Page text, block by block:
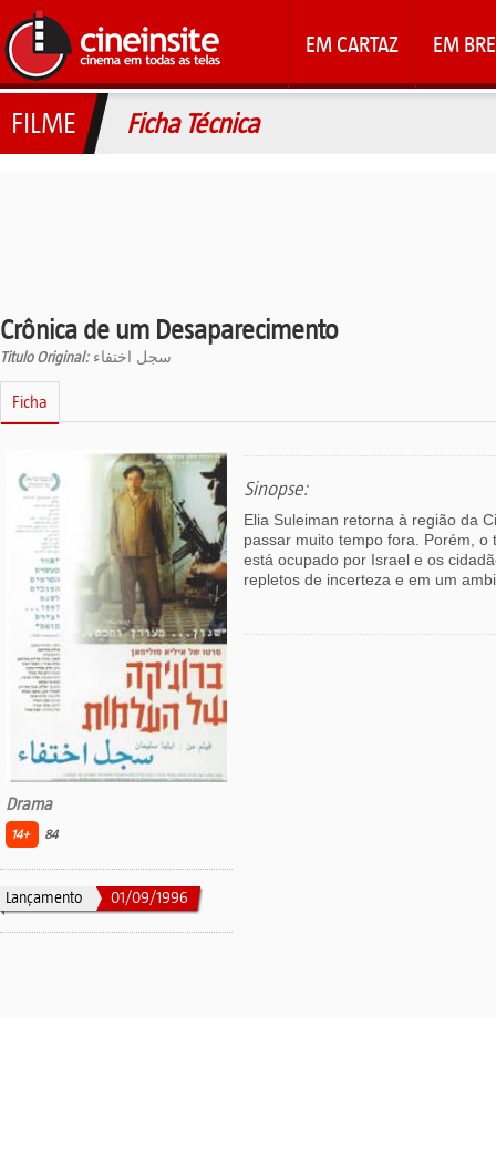
EM CARTAZ EM
FILME Ficha Técnica
Crônica de um Desaparecimento
Titulo Original: سجل اختفاء
Ficha
Drama
14+ 84
Lançamento 01/09/1996
Sinopse:
Elia Suleiman retorna à região da
passar muito tempo fora. Porém,
está ocupado por Israel e os
repletos de incerteza e em um